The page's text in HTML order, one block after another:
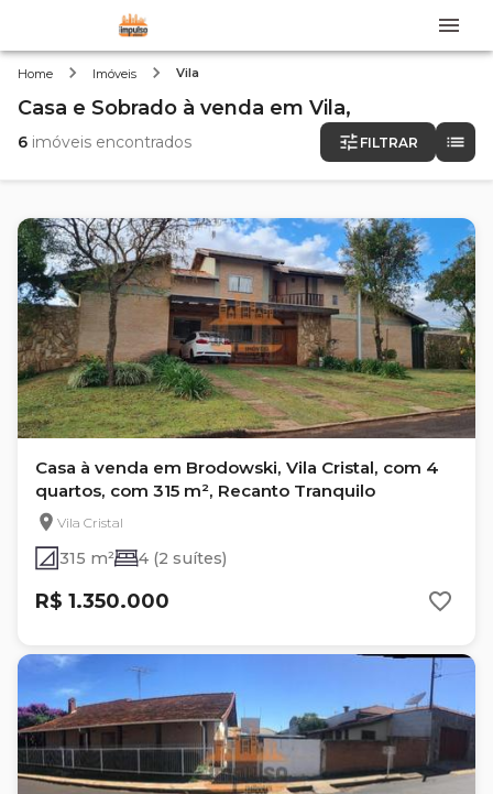
Home Imóveis Vila
Casa e Sobrado à venda em Vila,
6 imóveis encontrados FILTRAR
Casa à venda em Brodowski, Vila Cristal, com 4
quartos, com 315 m², Recanto Tranquilo
Vila Cristal
315 m² 4 (2 suítes)
R$ 1.350.000